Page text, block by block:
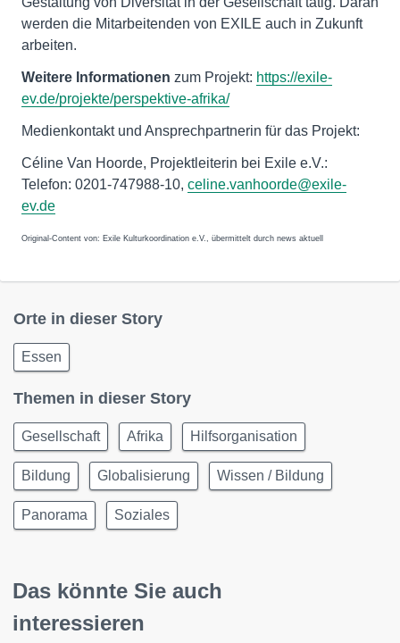
werden die Mitarbeitenden von EXILE auch in Zukunft
arbeiten.
Weitere Informationen zum Projekt: https://exile-
ev.de/projekte/perspektive-afrika/
Medienkontakt und Ansprechpartnerin für das Projekt:
Céline Van Hoorde, Projektleiterin bei Exile e.V.:
Telefon: 0201-747988-10, celine.vanhoorde@exile-
ev.de
Original-Content von: Exile Kulturkoordination e.V., übermittelt durch news aktuell
Orte in dieser Story
Essen
Themen in dieser Story
Gesellschaft Afrika Hilfsorganisation
Bildung Globalisierung Wissen / Bildung
Panorama Soziales
Das könnte Sie auch
interessieren